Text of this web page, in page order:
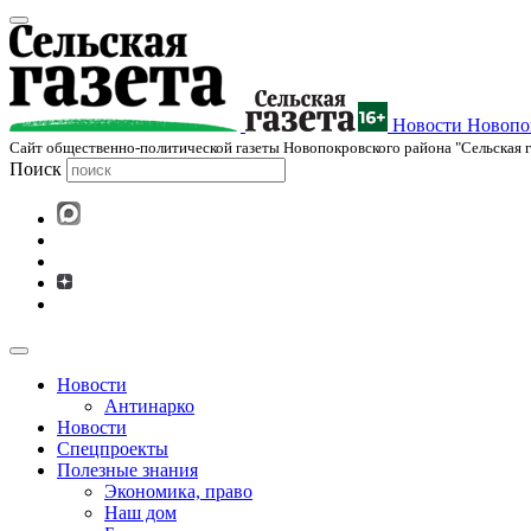
Новости
Cайт общественно-политической газеты Новопокровского района "Сельская
Поиск
Новости
Антинарко
Новости
Спецпроекты
Полезные знания
Экономика, право
Наш дом